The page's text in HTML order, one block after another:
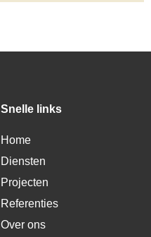
Snelle links
Home
Diensten
Projecten
Referenties
Over ons